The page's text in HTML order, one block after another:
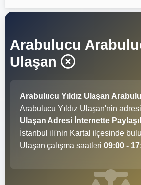
Arabulucu
Ulaşan
Arabulucu Yıldız Ulaşan
Arabulucu Yıldız Ulaşan'nin adresi
Ulaşan Adresi İnternette
İstanbul ili'nin Kartal ilçesinde
Ulaşan çalışma saatleri 09:00 -